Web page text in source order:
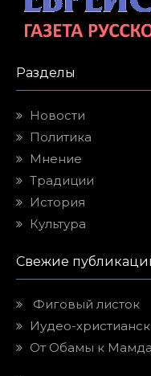
Разделы
Новости
Политика
Мнение
Традиции
История
Культура
Свежие
Фиговый листок
Иудео-
От Обамы к